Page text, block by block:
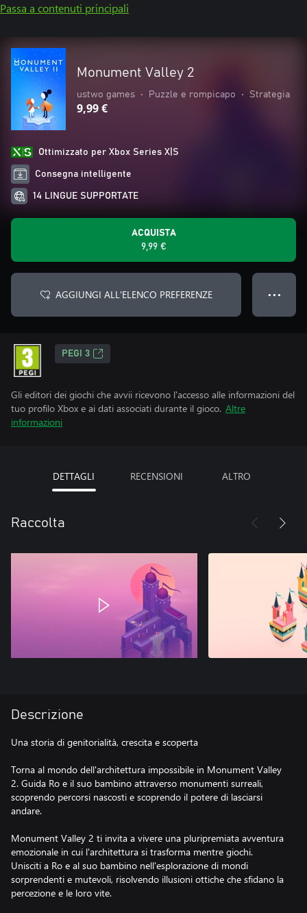
Passa a contenuti principali
Monument Valley 2
ustwo games • Puzzle e rompicapo • Strategia
9,99 €
Ottimizzato per Xbox Series X|S
Consegna intelligente
14 LINGUE SUPPORTATE
ACQUISTA
9,99 €
AGGIUNGI ALL'ELENCO PREFERENZE ● ● ●
PEGI 3
Gli editori dei giochi che avvii ricevono l'accesso alle informazioni del
tuo profilo Xbox e ai dati associati durante il gioco. Altre
informazioni
DETTAGLI RECENSIONI ALTRO
Raccolta
Descrizione
Una storia di genitorialità, crescita e scoperta
Torna al mondo dell'architettura impossibile in Monument Valley
2. Guida Ro e il suo bambino attraverso monumenti surreali,
scoprendo percorsi nascosti e scoprendo il potere di lasciarsi
andare.
Monument Valley 2 ti invita a vivere una pluripremiata avventura
emozionale in cui l'architettura si trasforma mentre giochi.
Unisciti a Ro e al suo bambino nell'esplorazione di mondi
sorprendenti e mutevoli, risolvendo illusioni ottiche che sfidano la
percezione e le loro vite.